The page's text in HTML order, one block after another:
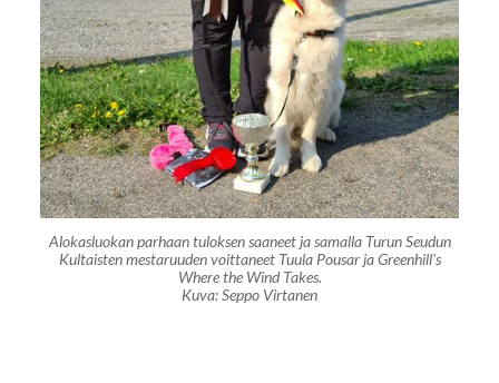
Alokasluokan parhaan tuloksen saaneet ja samalla Turun Seudun
Kultaisten mestaruuden voittaneet Tuula Pousar ja Greenhill's
Where the Wind Takes.
Kuva: Seppo Virtanen